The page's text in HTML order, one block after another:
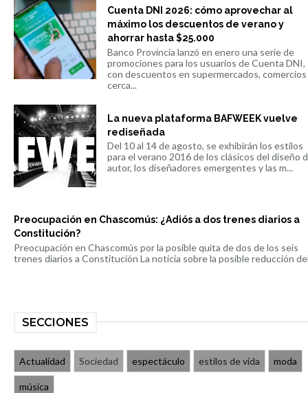
Cuenta DNI 2026: cómo aprovechar al
máximo los descuentos de verano y
ahorrar hasta $25.000
Banco Provincia lanzó en enero una serie de
promociones para los usuarios de Cuenta DNI,
con descuentos en supermercados,
cerca...
La nueva plataforma BAFWEEK vuelve
rediseñada
Del 10 al 14 de agosto, se exhibirán los estilos
para el verano 2016 de los clásicos del diseño
autor, los diseñadores emergentes y las m...
Preocupación en Chascomús: ¿Adiós a dos trenes diarios a
Constitución?
Preocupación en Chascomús por la posible quita de dos de los seis
trenes diarios a Constitución La noticia sobre la posible reducción
SECCIONES
Actualidad Sociedad espectáculo estilos de vida moda
música